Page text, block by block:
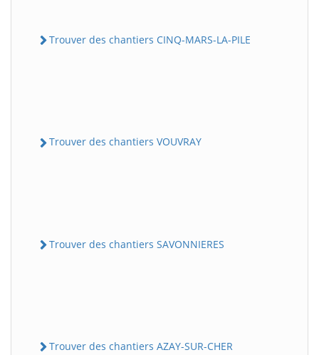
Trouver des chantiers CINQ-MARS-LA-PILE
Trouver des chantiers VOUVRAY
Trouver des chantiers SAVONNIERES
Trouver des chantiers AZAY-SUR-CHER